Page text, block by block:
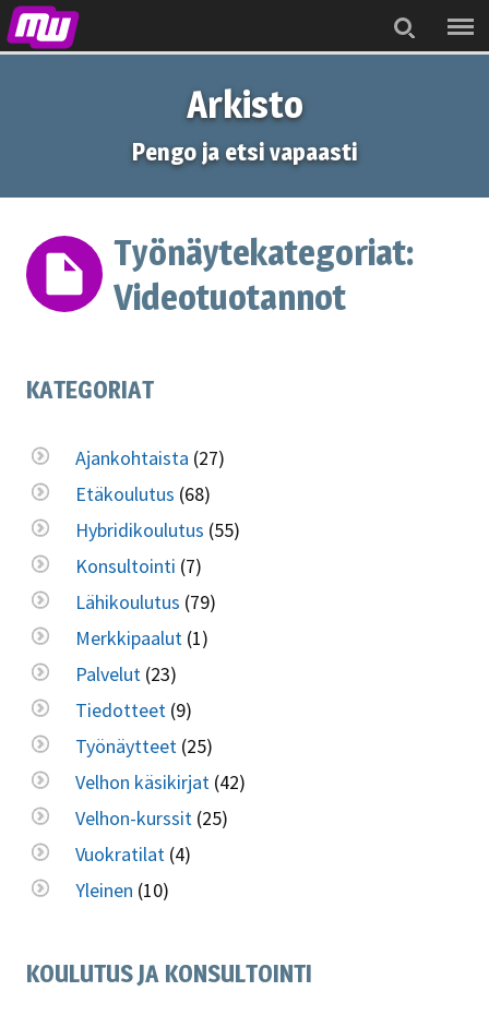
Arkisto
Pengo ja etsi vapaasti
Työnäytekategoriat:
Videotuotannot
KATEGORIAT
Ajankohtaista (27)
Etäkoulutus (68)
Hybridikoulutus (55)
Konsultointi (7)
Lähikoulutus (79)
Merkkipaalut (1)
Palvelut (23)
Tiedotteet (9)
Työnäytteet (25)
Velhon käsikirjat (42)
Velhon-kurssit (25)
Vuokratilat (4)
Yleinen (10)
KOULUTUS JA KONSULTOINTI